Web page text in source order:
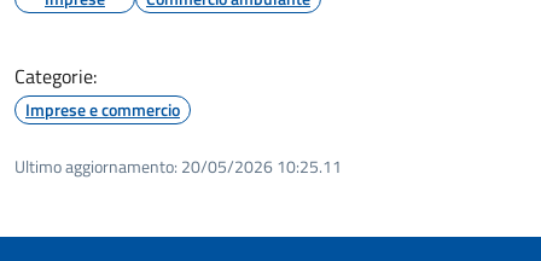
Categorie:
Imprese e commercio
Ultimo aggiornamento: 20/05/2026 10:25.11